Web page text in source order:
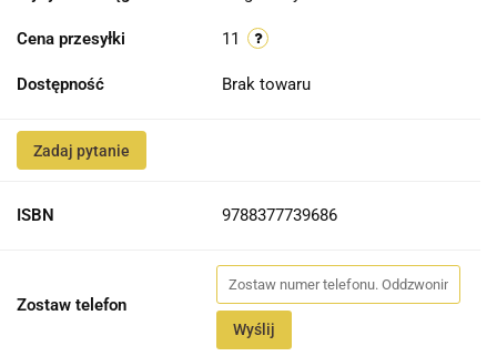
Cena przesyłki 11
Dostępność Brak towaru
Zadaj pytanie
ISBN 9788377739686
Zostaw telefon
Wyślij